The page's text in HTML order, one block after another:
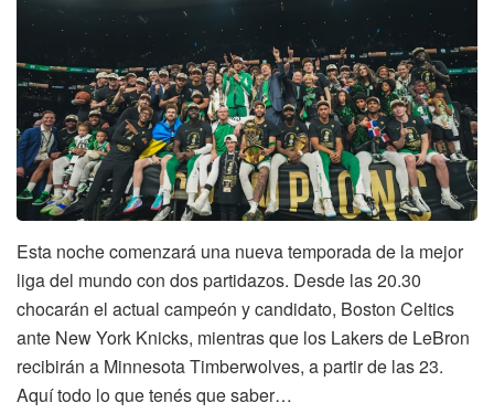
Esta noche comenzará una nueva temporada de la mejor
liga del mundo con dos partidazos. Desde las 20.30
chocarán el actual campeón y candidato, Boston Celtics
ante New York Knicks, mientras que los Lakers de LeBron
recibirán a Minnesota Timberwolves, a partir de las 23.
Aquí todo lo que tenés que saber…